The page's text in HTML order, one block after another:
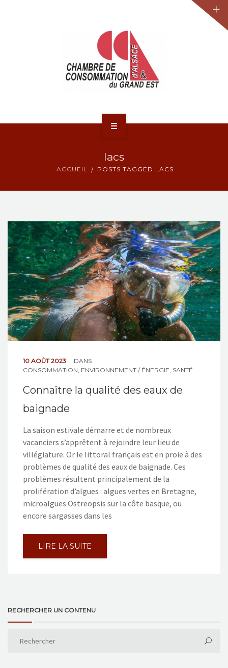
NOS ACTIONS
CONTACT
lacs
ACCUEIL POSTS TAGGED LACS
10 AOÛT 2023
DANS
CONSOMMATION ENVIRONNEMENT / ÉNERGIE SANTÉ
Connaître la qualité des eaux de
baignade
La saison estivale démarre et de nombreux
vacanciers s’apprêtent à rejoindre leur lieu de
villégiature. Or le littoral français est en proie à des
problèmes de qualité des eaux de baignade. Ces
problèmes résultent principalement de la
prolifération d’algues : algues vertes en Bretagne,
microalgues Ostreopsis sur la côte basque, ou
encore sargasses dans les
LIRE LA SUITE
RECHERCHER UN CONTENU